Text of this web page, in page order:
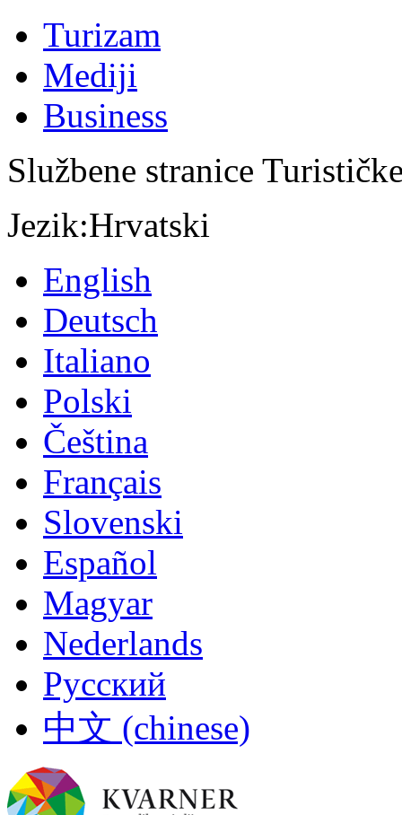
Turizam
Mediji
Business
Službene stranice
Jezik:Hrvatski
English
Deutsch
Italiano
Polski
Čeština
Français
Slovenski
Español
Magyar
Nederlands
Русский
中文 (chinese)